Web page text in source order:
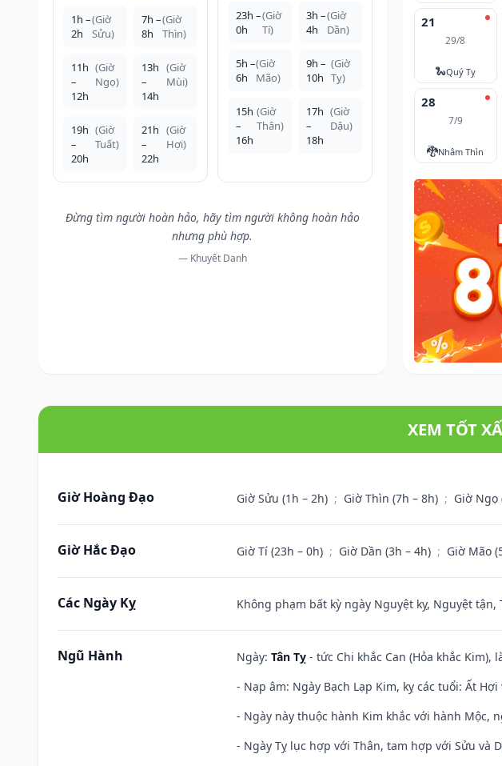
1h –
2h
(Giờ
Sửu)
7h –
8h
(Giờ
Thìn)
11h
–
12h
(Giờ
Ngọ)
13h
–
14h
(Giờ
Mùi)
19h
–
20h
(Giờ
Tuất)
21h
–
22h
(Giờ
Hợi)
23h –
0h
(Giờ
Tí)
3h –
4h
(Giờ
Dần)
5h –
6h
(Giờ
Mão)
9h –
10h
(Giờ
Tỵ)
15h
–
16h
(Giờ
Thân)
17h
–
18h
(Giờ
Dậu)
Đừng tìm người hoàn hảo, hãy tìm người không hoàn hảo
nhưng phù hợp.
— Khuyết Danh
21
29/8
🐍Quý Tỵ
28
7/9
🐉Nhâm Thìn
XEM TỐT
Giờ Hoàng Đạo Giờ Sửu (1h – 2h) ; Giờ Thìn (7h – 8h) ; Giờ Ngọ
Giờ Hắc Đạo Giờ Tí (23h – 0h) ; Giờ Dần (3h – 4h) ; Giờ Mão
Các Ngày Kỵ Không phạm bất kỳ ngày Nguyệt kỵ, Nguyệt
Ngũ Hành Ngày: Tân Tỵ - tức Chi khắc Can (Hỏa khắc Kim),
- Nạp âm: Ngày Bạch Lạp Kim, kỵ các tuổi: Ất Hợi
- Ngày này thuộc hành Kim khắc với hành Mộc,
- Ngày Tỵ lục hợp với Thân, tam hợp với Sửu và